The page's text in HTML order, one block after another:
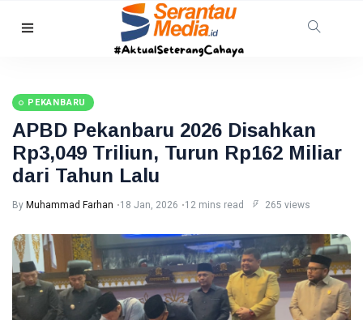
Pelalawan
Diserang
Beruang
Madu,
BBKSDA
Riau
Pasang
Kandang
08
Aug,
2026
views
HUKRIM
Kasus
Ditangkap
di Hotel
Bathin
Solapan
Aug,
2026
views
PENDIDIKAN
Mahasiswa
PEKANBARU
APBD Pekanbaru 2026 Disahkan
Rp3,049 Triliun, Turun Rp162 Miliar
dari Tahun Lalu
By Muhammad Farhan 18 Jan, 2026 12 mins read 265 views